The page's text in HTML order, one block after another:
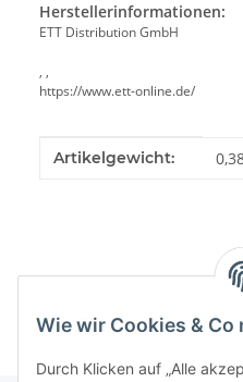
Wie wir Cookies & Co
Durch Klicken auf „Alle
Herstellerinformationen:
ETT Distribution GmbH
, ,
https://www.ett-online.de/
Produkteigenschaft
Wert
Artikelgewicht: